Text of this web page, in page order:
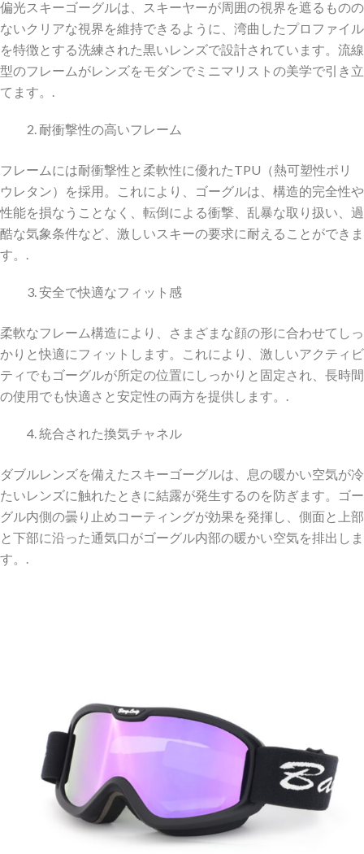
偏光スキーゴーグルは、スキーヤーが周囲の視界を遮るものの
ないクリアな視界を維持できるように、湾曲したプロファイル
を特徴とする洗練された黒いレンズで設計されています。流線
型のフレームがレンズをモダンでミニマリストの美学で引き立
てます。.
耐衝撃性の高いフレーム
フレームには耐衝撃性と柔軟性に優れたTPU（熱可塑性ポリ
ウレタン）を採用。これにより、ゴーグルは、構造的完全性や
性能を損なうことなく、転倒による衝撃、乱暴な取り扱い、過
酷な気象条件など、激しいスキーの要求に耐えることができま
す。.
安全で快適なフィット感
柔軟なフレーム構造により、さまざまな顔の形に合わせてしっ
かりと快適にフィットします。これにより、激しいアクティビ
ティでもゴーグルが所定の位置にしっかりと固定され、長時間
の使用でも快適さと安定性の両方を提供します。.
統合された換気チャネル
ダブルレンズを備えたスキーゴーグルは、息の暖かい空気が冷
たいレンズに触れたときに結露が発生するのを防ぎます。ゴー
グル内側の曇り止めコーティングが効果を発揮し、側面と上部
と下部に沿った通気口がゴーグル内部の暖かい空気を排出しま
す。.